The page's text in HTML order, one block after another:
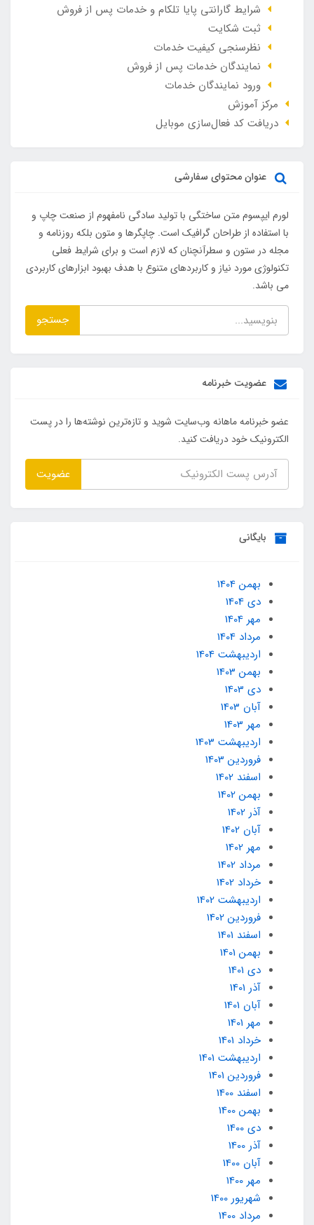
شرایط گارانتی پایا تلکام و خدمات پس از فروش
ثبت شکایت
نظرسنجی کیفیت خدمات
نمایندگان خدمات پس از فروش
ورود نمایندگان خدمات
مرکز آموزش
دریافت کد فعال‌سازی موبایل
عنوان محتوای سفارشی
لورم ایپسوم متن ساختگی با تولید سادگی نامفهوم از صنعت چاپ و
با استفاده از طراحان گرافیک است. چاپگرها و متون بلکه روزنامه و
مجله در ستون و سطرآنچنان که لازم است و برای شرایط فعلی
تکنولوژی مورد نیاز و کاربردهای متنوع با هدف بهبود ابزارهای کاربردی
می باشد.
جستجو
عضویت خبرنامه
عضو خبرنامه ماهانه وب‌سایت شوید و تازه‌ترین نوشته‌ها را در پست
الکترونیک خود دریافت کنید.
عضویت
بایگانی
بهمن 1404
دی 1404
مهر 1404
مرداد 1404
ارديبهشت 1404
بهمن 1403
دی 1403
آبان 1403
مهر 1403
ارديبهشت 1403
فروردین 1403
اسفند 1402
بهمن 1402
آذر 1402
آبان 1402
مهر 1402
مرداد 1402
خرداد 1402
ارديبهشت 1402
فروردین 1402
اسفند 1401
بهمن 1401
دی 1401
آذر 1401
آبان 1401
مهر 1401
خرداد 1401
ارديبهشت 1401
فروردین 1401
اسفند 1400
بهمن 1400
دی 1400
آذر 1400
آبان 1400
مهر 1400
شهریور 1400
مرداد 1400